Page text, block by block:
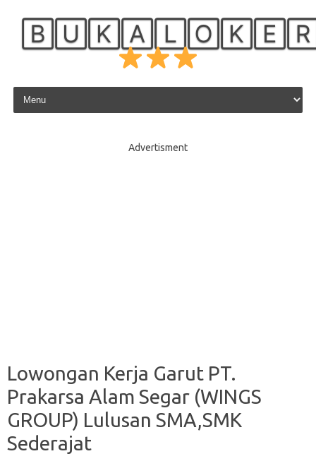
Skip to content
Advertisment
Lowongan Kerja Garut PT.
Prakarsa Alam Segar (WINGS
GROUP) Lulusan SMA,SMK
Sederajat